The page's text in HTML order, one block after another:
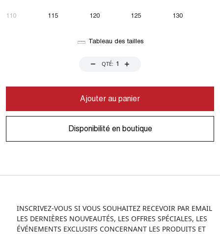
110 115 120 125 130
Tableau des tailles
QTÉ:
Ajouter au panier
Disponibilité en boutique
INSCRIVEZ-VOUS SI VOUS SOUHAITEZ RECEVOIR PAR EMAIL
LES DERNIÈRES NOUVEAUTÉS, LES OFFRES SPÉCIALES, LES
ÉVÉNEMENTS EXCLUSIFS CONCERNANT LES PRODUITS ET